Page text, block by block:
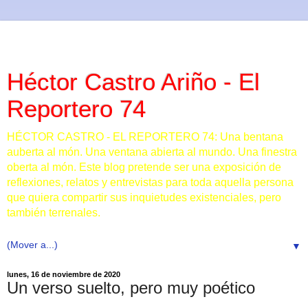
Héctor Castro Ariño - El
Reportero 74
HÉCTOR CASTRO - EL REPORTERO 74: Una bentana
auberta al món. Una ventana abierta al mundo. Una finestra
oberta al món. Este blog pretende ser una exposición de
reflexiones, relatos y entrevistas para toda aquella persona
que quiera compartir sus inquietudes existenciales, pero
también terrenales.
▼
lunes, 16 de noviembre de 2020
Un verso suelto, pero muy poético